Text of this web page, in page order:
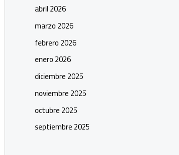
abril 2026
marzo 2026
febrero 2026
enero 2026
diciembre 2025
noviembre 2025
octubre 2025
septiembre 2025